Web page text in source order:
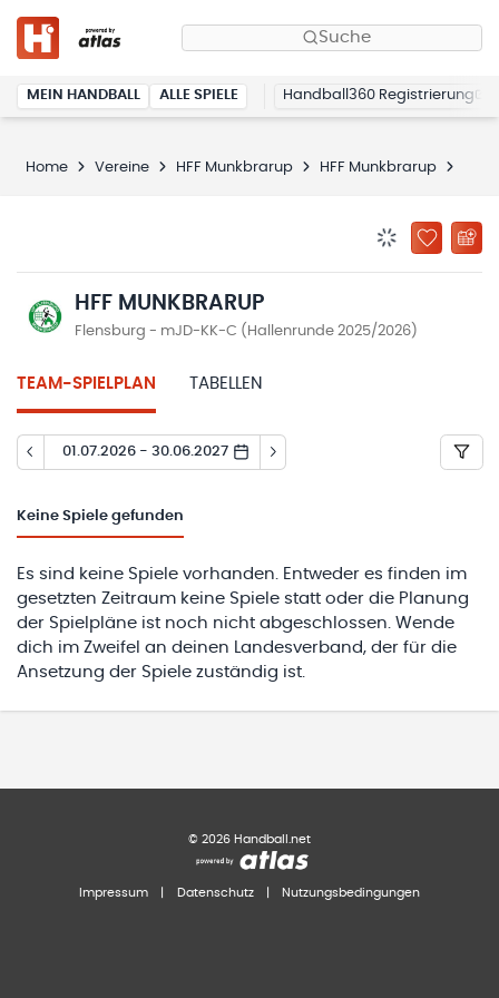
Suche
MEIN HANDBALL ALLE SPIELE Handball360 Registrierung
Home Vereine HFF Munkbrarup HFF Munkbrarup
ZU
HFF MUNKBRARUP
Flensburg - mJD-KK-C (Hallenrunde 2025/2026)
TEAM-SPIELPLAN TABELLEN
01.07.2026 - 30.06.2027
Keine Spiele gefunden
Es sind keine Spiele vorhanden. Entweder es finden im
gesetzten Zeitraum keine Spiele statt oder die Planung
der Spielpläne ist noch nicht abgeschlossen. Wende
dich im Zweifel an deinen Landesverband, der für die
Ansetzung der Spiele zuständig ist.
© 2026 Handball.net
Impressum Datenschutz Nutzungsbedingungen